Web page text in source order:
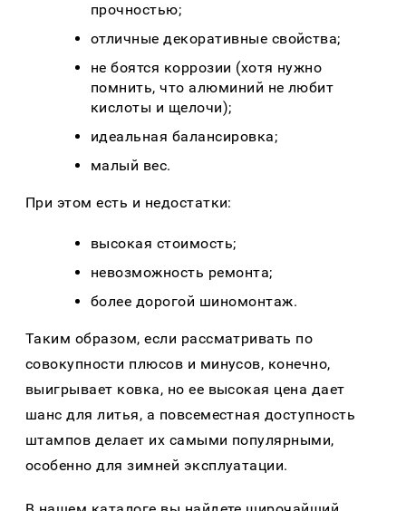
прочностью;
отличные декоративные свойства;
не боятся коррозии (хотя нужно
помнить, что алюминий не любит
кислоты и щелочи);
идеальная балансировка;
малый вес.
При этом есть и недостатки:
высокая стоимость;
невозможность ремонта;
более дорогой шиномонтаж.
Таким образом, если рассматривать по
совокупности плюсов и минусов, конечно,
выигрывает ковка, но ее высокая цена дает
шанс для литья, а повсеместная доступность
штампов делает их самыми популярными,
особенно для зимней эксплуатации.